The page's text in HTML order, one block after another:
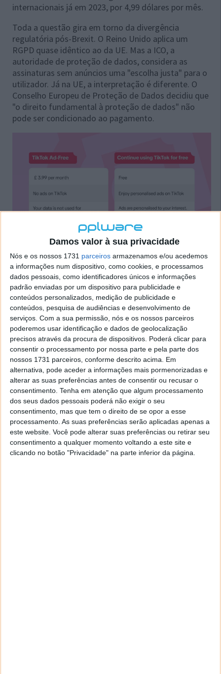
Damos valor à sua privacidade
Nós e os nossos 1731 parceiros armazenamos e/ou acedemos
a informações num dispositivo, como cookies, e processamos
dados pessoais, como identificadores únicos e informações
padrão enviadas por um dispositivo para publicidade e
conteúdos personalizados, medição de publicidade e
conteúdos, pesquisa de audiências e desenvolvimento de
serviços. Com a sua permissão, nós e os nossos parceiros
poderemos usar identificação e dados de geolocalização
precisos através da procura de dispositivos. Poderá clicar para
consentir o processamento por nossa parte e pela parte dos
nossos 1731 parceiros, conforme descrito acima. Em
alternativa, pode aceder a informações mais pormenorizadas e
alterar as suas preferências antes de consentir ou recusar o
consentimento. Tenha em atenção que algum processamento
dos seus dados pessoais poderá não exigir o seu
consentimento, mas que tem o direito de se opor a esse
processamento. As suas preferências serão aplicadas apenas a
este website. Você pode alterar suas preferências ou retirar seu
consentimento a qualquer momento voltando a este site e
clicando no botão "Privacidade" na parte inferior da página.
internacionais já em 2023, por 4,99 dólares por mês.
Toda a questão gira em torno da divergência
regulatória pós-Brexit. O Reino Unido aplica um
RGPD quase idêntico ao da UE. Mas a ICO, a
autoridade de proteção de dados, considera as
assinaturas sem anúncios uma "escolha justa" para o
utilizador. Já na UE, a interpretação é diferente. O
Conselho Europeu de Proteção de Dados decidiu que
"o direito fundamental à proteção de dados" não
pode ser condicionado ao pagamento.
Chega no Reino Unido, mas pode passar a UE
Foi precisamente isso que levou à multa de 200
milhões de euros contra a Meta. A Comissão decidiu
que a escolha binária entre "pagar ou ser perfilado"
não garantia o consentimento livre. Isto tal como
definido pela Lei de Marketing dos Media (DMA). A
Meta foi obrigada a oferecer uma terceira opção,
baseada em anúncios "menos personalizados".
A Comissão ameaça ainda com coimas diárias até
5% da receita global em caso de incumprimento. A
Noyb (ONG austríaca de Max Schrems) e outras 27
organizações tinham instado o CEPD (Comité
Europeu para a Protecção de Dados) a bloquear o
modelo. O TikTok não especificou se planeia lançar o
serviço de subscrição em França ou no resto da UE.